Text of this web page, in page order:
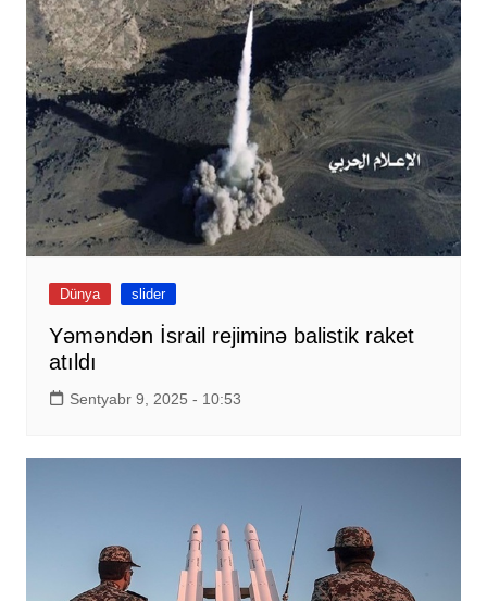
Dünya slider
Yəməndən İsrail rejiminə balistik raket
atıldı
Sentyabr 9, 2025 - 10:53